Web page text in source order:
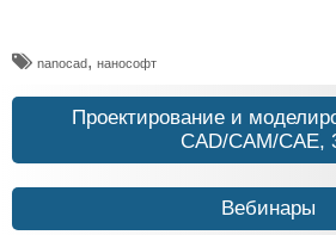
nanocad, нанософт
Проектирование и
CAD/CAM/CAE,
Вебинары